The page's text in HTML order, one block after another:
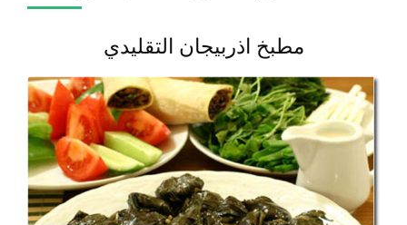
مطبخ اذربيجان التقليدي